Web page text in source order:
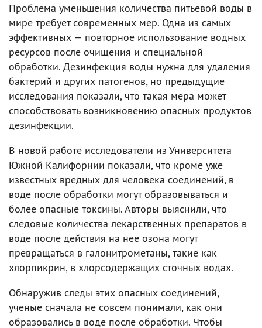
Проблема уменьшения количества питьевой воды в
мире требует современных мер. Одна из самых
эффективных — повторное использование водных
ресурсов после очищения и специальной
обработки. Дезинфекция воды нужна для удаления
бактерий и других патогенов, но предыдущие
исследования показали, что такая мера может
способствовать возникновению опасных продуктов
дезинфекции.
В новой работе исследователи из Университета
Южной Калифорнии показали, что кроме уже
известных вредных для человека соединений, в
воде после обработки могут образовываться и
более опасные токсины. Авторы выяснили, что
следовые количества лекарственных препаратов в
воде после действия на нее озона могут
превращаться в галонитрометаны, такие как
хлорпикрин, в хлорсодержащих сточных водах.
Обнаружив следы этих опасных соединений,
ученые сначала не совсем понимали, как они
образовались в воде после обработки. Чтобы